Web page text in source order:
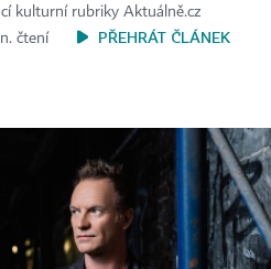
kulturní rubriky Aktuálně.cz
čtení
PŘEHRÁT ČLÁNEK